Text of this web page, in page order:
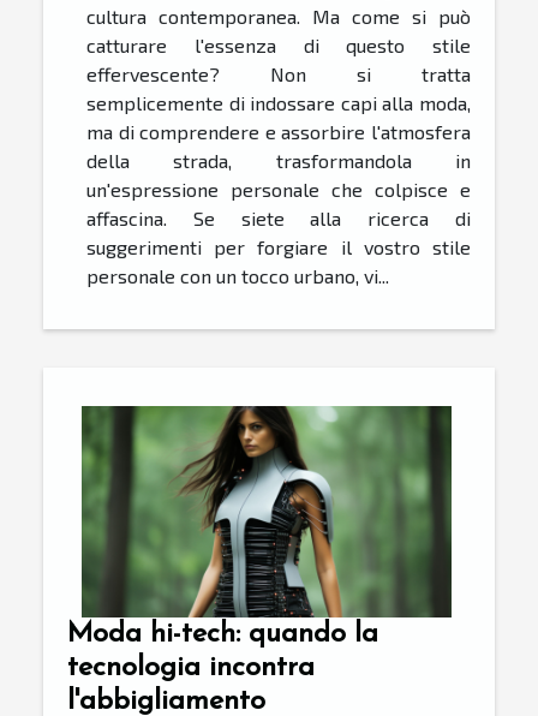
cultura contemporanea. Ma come si può
catturare l'essenza di questo stile
effervescente? Non si tratta
semplicemente di indossare capi alla moda,
ma di comprendere e assorbire l'atmosfera
della strada, trasformandola in
un'espressione personale che colpisce e
affascina. Se siete alla ricerca di
suggerimenti per forgiare il vostro stile
personale con un tocco urbano, vi...
Moda hi-tech: quando la
tecnologia incontra
l'abbigliamento